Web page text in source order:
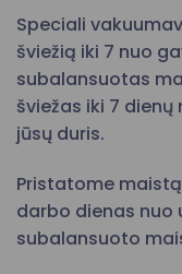
Speciali
šviežią iki 7 nuo
subalansuotas
šviežas iki 7
jūsų duris.
Pristatome
darbo dienas nuo
subalansuoto